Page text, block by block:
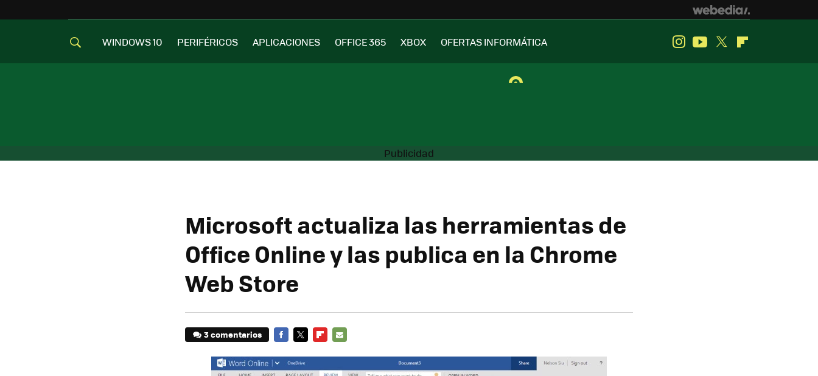
WINDOWS 10 PERIFÉRICOS APLICACIONES OFFICE 365 XBOX OFERTAS INFORMÁTICA InstagramYoutube
Twitter
Microsoft actualiza las herramientas de
Office Online y las publica en la Chrome
Web Store
3 comentarios